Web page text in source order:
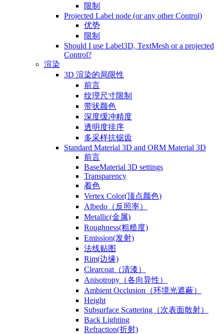
限制
Projected Label node (or any other Control)
优势
限制
Should I use Label3D, TextMesh or a projected
Control?
渲染
3D 渲染的局限性
前言
纹理尺寸限制
带状颜色
深度缓冲精度
透明度排序
多采样抗锯齿
Standard Material 3D and ORM Material 3D
前言
BaseMaterial 3D settings
Transparency
着色
Vertex Color(顶点颜色)
Albedo（反照率）
Metallic(金属)
Roughness(粗糙度)
Emission(发射)
法线贴图
Rim(边缘)
Clearcoat（清漆）
Anisotropy（各向异性）
Ambient Occlusion（环境光遮蔽）
Height
Subsurface Scattering（次表面散射）
Back Lighting
Refraction(折射)